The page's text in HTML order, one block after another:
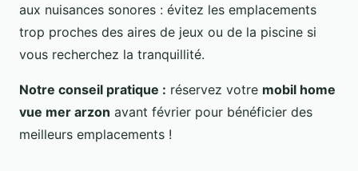
aux nuisances sonores : évitez les emplacements
trop proches des aires de jeux ou de la piscine si
vous recherchez la tranquillité.
Notre conseil pratique : réservez votre mobil home
vue mer arzon avant février pour bénéficier des
meilleurs emplacements !